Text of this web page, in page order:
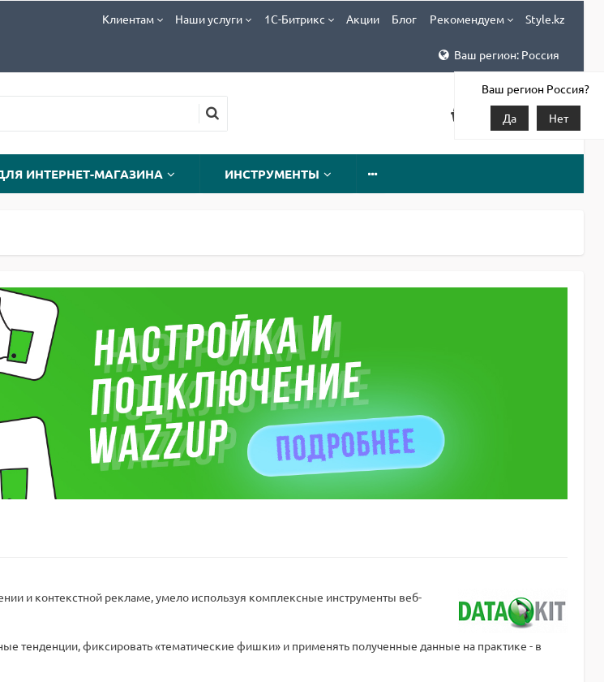
Клиентам Наши услуги 1С-Битрикс Акции Блог Рекомендуем Style.kz
Ваш регион: Россия
Ваш регион Россия?
Да
Нет
ИНТЕРНЕТ-МАГАЗИНА ИНСТРУМЕНТЫ
и контекстной рекламе, умело используя комплексные инструменты веб-
тенденции, фиксировать «тематические фишки» и применять полученные данные на практике - в